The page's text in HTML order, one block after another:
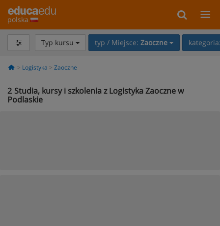
polska
Typ kursu typ / Miejsce: Zaoczne
Logistyka Zaoczne
2 Studia, kursy i szkolenia z Logistyka Zaoczne w
Podlaskie